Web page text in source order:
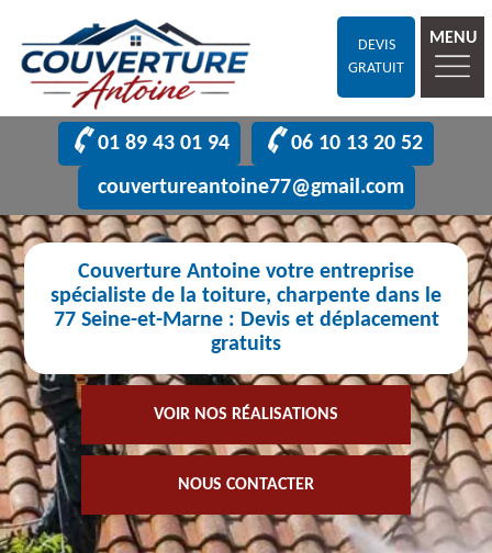
DEVIS
GRATUIT
MENU
01 89 43 01 94
06 10 13 20 52
couvertureantoine77@gmail.com
Couverture Antoine votre entreprise
spécialiste de la toiture, charpente dans le
77 Seine-et-Marne : Devis et déplacement
gratuits
VOIR NOS RÉALISATIONS
NOUS CONTACTER